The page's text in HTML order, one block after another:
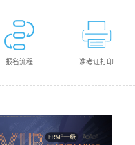
报名流程 准考证打印